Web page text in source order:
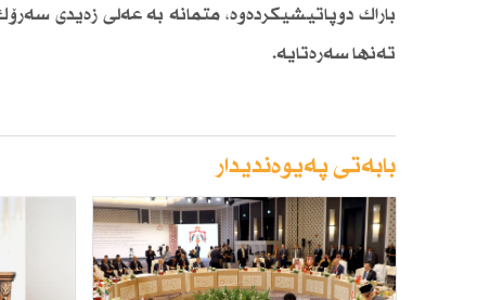
باراك دوپاتیشیكردەوە، متمانە بە عەلی زەیدی
تەنها سەرەتایە.
بابەتی پەیوەندیدار